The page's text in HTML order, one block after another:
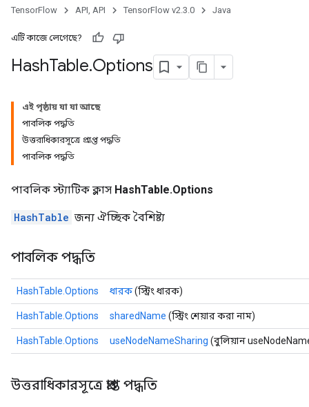
TensorFlow API, API TensorFlow v2.3.0 Java
এটি কাজে লেগেছে?
HashTable.Options
এই পৃষ্ঠায় যা যা আছে
পাবলিক পদ্ধতি
উত্তরাধিকারসূত্রে প্রাপ্ত পদ্ধতি
পাবলিক পদ্ধতি
পাবলিক স্ট্যাটিক ক্লাস HashTable.Options
HashTable জন্য ঐচ্ছিক বৈশিষ্ট্য
পাবলিক পদ্ধতি
HashTable.Options ধারক(স্ট্রিং ধারক)
HashTable.Options sharedName (স্ট্রিং শেয়ার করা নাম)
HashTable.Options useNodeNameSharing (বুলিয়ান
উত্তরাধিকারসূত্রে প্রাপ্ত পদ্ধতি